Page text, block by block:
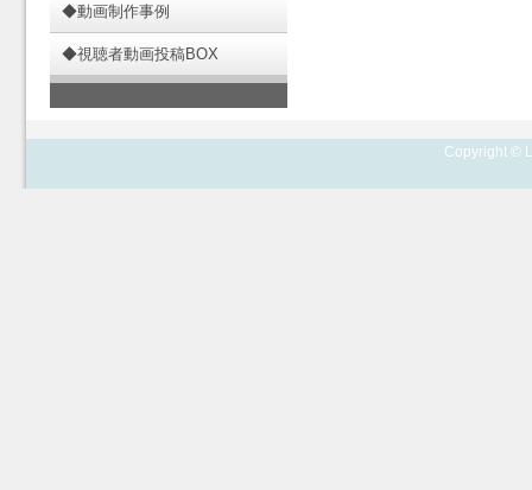
◆動画制作事例
◆視聴者動画投稿BOX
Copyright ©